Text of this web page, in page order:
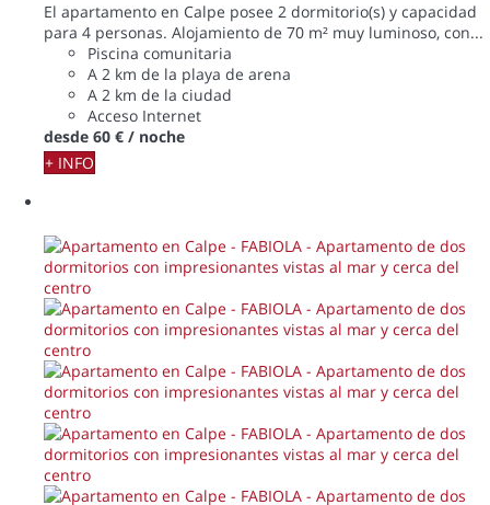
El apartamento en Calpe posee 2 dormitorio(s) y capacidad
para 4 personas. Alojamiento de 70 m² muy luminoso, con...
Piscina comunitaria
A 2 km de la playa de arena
A 2 km de la ciudad
Acceso Internet
desde 60 € / noche
+ INFO